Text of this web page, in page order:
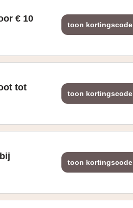
€ 10
toon kortingscode
tot
toon kortingscode
toon kortingscode